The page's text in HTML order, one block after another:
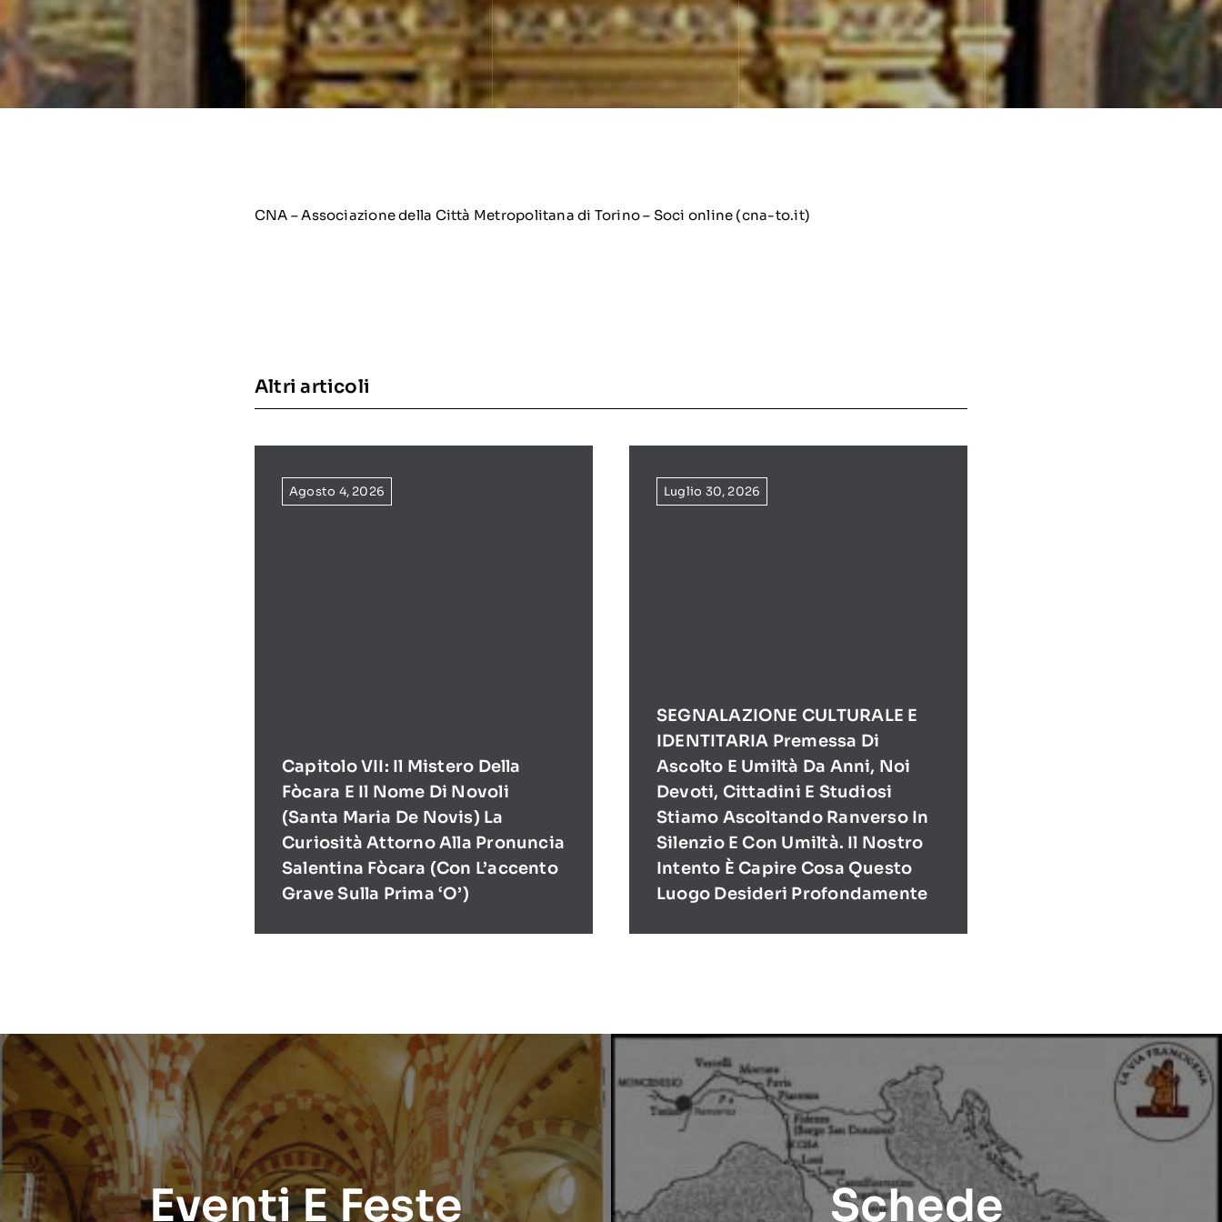
CNA – Associazione della Città Metropolitana di Torino – Soci online (cna-to.it)
Altri articoli
Agosto 4, 2026
Capitolo VII: Il Mistero Della
Fòcara E Il Nome Di Novoli
(Santa Maria De Novis) La
Curiosità Attorno Alla Pronuncia
Salentina Fòcara (con L’accento
Grave Sulla Prima ‘O’)
Luglio 30, 2026
SEGNALAZIONE CULTURALE E
IDENTITARIA Premessa Di
Ascolto E Umiltà Da Anni, Noi
Devoti, Cittadini E Studiosi
Stiamo Ascoltando Ranverso In
Silenzio E Con Umiltà. Il Nostro
Intento È Capire Cosa Questo
Luogo Desideri Profondamente
Eventi E Feste Schede